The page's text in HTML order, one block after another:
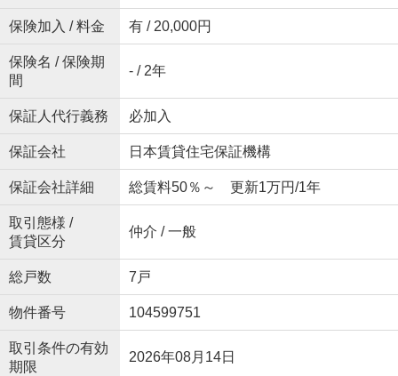
保険加入 / 料金 有 / 20,000円
保険名 / 保険期
間
- / 2年
保証人代行義務 必加入
保証会社 日本賃貸住宅保証機構
保証会社詳細 総賃料50％～ 更新1万円/1年
取引態様 /
賃貸区分
仲介 / 一般
総戸数 7戸
物件番号 104599751
取引条件の有効
期限
2026年08月14日